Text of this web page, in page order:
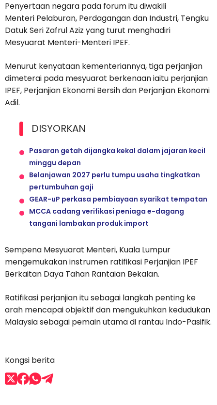
Penyertaan negara pada forum itu diwakili
Menteri Pelaburan, Perdagangan dan Industri, Tengku
Datuk Seri Zafrul Aziz yang turut menghadiri
Mesyuarat Menteri-Menteri IPEF.
Menurut kenyataan kementeriannya, tiga perjanjian
dimeterai pada mesyuarat berkenaan iaitu perjanjian
IPEF, Perjanjian Ekonomi Bersih dan Perjanjian Ekonomi
Adil.
DISYORKAN
Pasaran getah dijangka kekal dalam jajaran kecil
minggu depan
Belanjawan 2027 perlu tumpu usaha tingkatkan
pertumbuhan gaji
GEAR-uP perkasa pembiayaan syarikat tempatan
MCCA cadang verifikasi peniaga e-dagang
tangani lambakan produk import
Sempena Mesyuarat Menteri, Kuala Lumpur
mengemukakan instrumen ratifikasi Perjanjian IPEF
Berkaitan Daya Tahan Rantaian Bekalan.
Ratifikasi perjanjian itu sebagai langkah penting ke
arah mencapai objektif dan mengukuhkan kedudukan
Malaysia sebagai pemain utama di rantau Indo-Pasifik.
Kongsi berita